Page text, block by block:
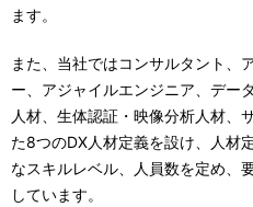
ます。
また、当社ではコンサルタント、
ー、アジャイルエンジニア、デー
人材、生体認証・映像分析人材、
た8つのDX人材定義を設け、人材
なスキルレベル、人員数を定め、
しています。